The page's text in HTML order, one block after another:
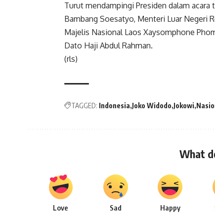
Turut mendampingi Presiden dalam acara
Bambang Soesatyo, Menteri Luar Negeri
Majelis Nasional Laos Xaysomphone
Dato Haji Abdul Rahman.
(rls)
TAGGED: Indonesia Joko Widodo Jokowi
What
Love Sad Happy